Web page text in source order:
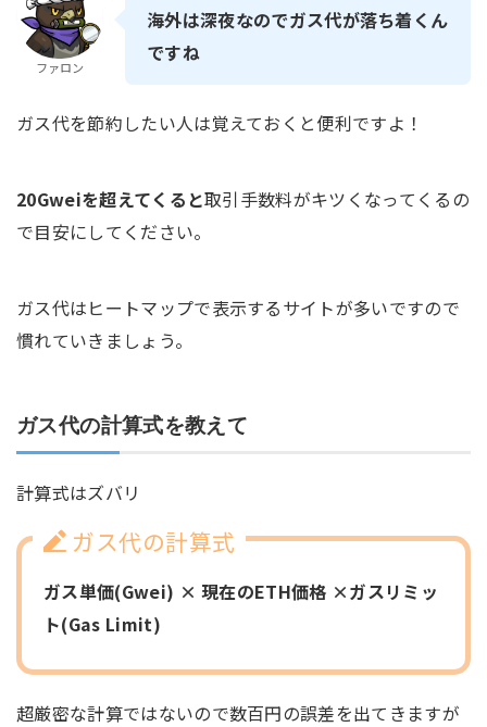
ファロン
海外は深夜なのでガス代が落ち着くん
ですね
ガス代を節約したい人は覚えておくと便利ですよ！
20Gweiを超えてくると取引手数料がキツくなってくるの
で目安にしてください。
ガス代はヒートマップで表示するサイトが多いですので
慣れていきましょう。
ガス代の計算式を教えて
計算式はズバリ
ガス代の計算式
ガス単価(Gwei) × 現在のETH価格 ×ガスリミッ
ト(Gas Limit)
超厳密な計算ではないので数百円の誤差を出てきますが